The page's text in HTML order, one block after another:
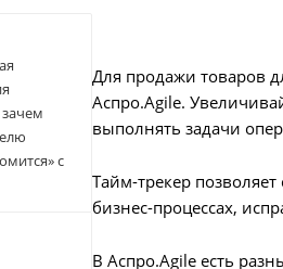
Для продажи товаров
Аспро.Agile.
выполнять задачи
Тайм-трекер
бизнес-процессах,
В Аспро.Agile есть
с